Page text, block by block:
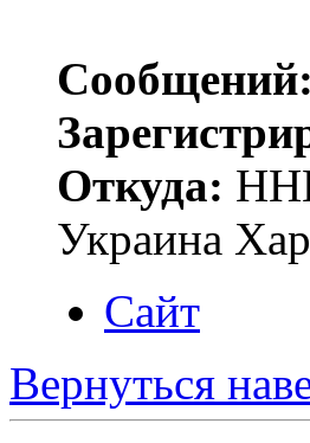
Сообщений:
Откуда:
Украина
Сайт
Вернуться